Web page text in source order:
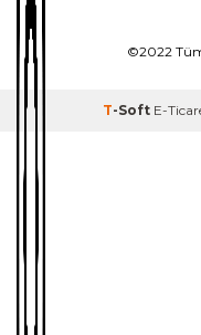
©2022 Tüm
T-Soft E-